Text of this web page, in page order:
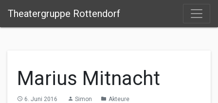
Theatergruppe Rottendorf
Marius Mitnacht
access_time 6. Juni 2016 person Simon folder Akteure